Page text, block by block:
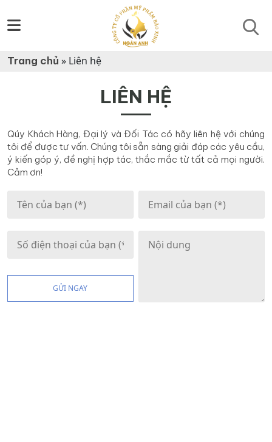
Trang chủ » Liên hệ
LIÊN HỆ
Qúy Khách Hàng, Đại lý và Đối Tác có hãy liên hệ với chúng
tôi để được tư vấn. Chúng tôi sẵn sàng giải đáp các yêu cầu,
ý kiến góp ý, đề nghị hợp tác, thắc mắc từ tất cả mọi người.
Cảm ơn!
GỬI NGAY